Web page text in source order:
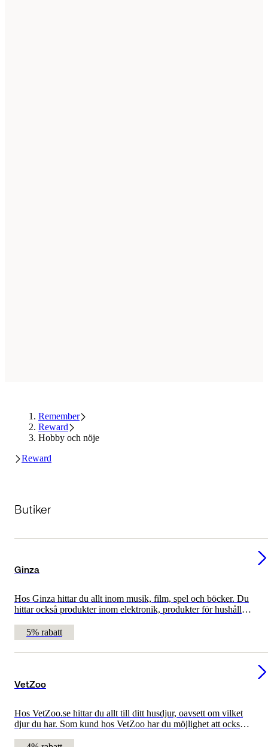
Remember
Reward
Hobby och nöje
Reward
Butiker
Ginza
Hos Ginza hittar du allt inom musik, film, spel och böcker. Du
hittar också produkter inom elektronik, produkter för hushållet,
5% rabatt
VetZoo
Hos VetZoo.se hittar du allt till ditt husdjur, oavsett om vilket
djur du har. Som kund hos VetZoo har du möjlighet att också